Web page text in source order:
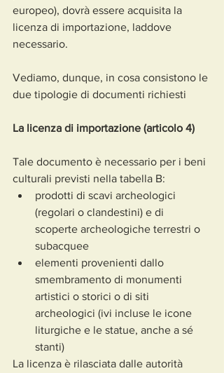
europeo), dovrà essere acquisita la
licenza di importazione, laddove
necessario.
Vediamo, dunque, in cosa consistono le
due tipologie di documenti richiesti
La licenza di importazione (articolo 4)
Tale documento è necessario per i beni
culturali previsti nella tabella B:
prodotti di scavi archeologici
(regolari o clandestini) e di
scoperte archeologiche terrestri o
subacquee
elementi provenienti dallo
smembramento di monumenti
artistici o storici o di siti
archeologici (ivi incluse le icone
liturgiche e le statue, anche a sé
stanti)
La licenza è rilasciata dalle autorità